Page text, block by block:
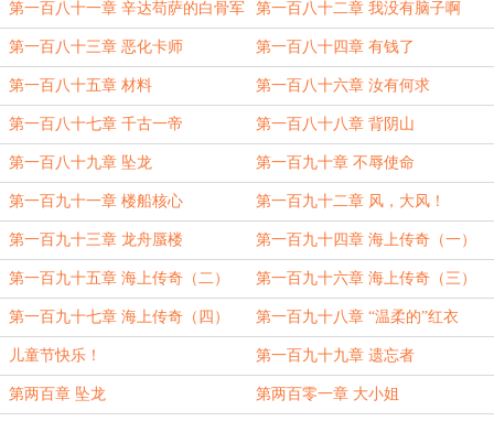
第一百八十一章 辛达苟萨的白骨军
团
第一百八十二章 我没有脑子啊
第一百八十三章 恶化卡师 第一百八十四章 有钱了
第一百八十五章 材料 第一百八十六章 汝有何求
第一百八十七章 千古一帝 第一百八十八章 背阴山
第一百八十九章 坠龙 第一百九十章 不辱使命
第一百九十一章 楼船核心 第一百九十二章 风，大风！
第一百九十三章 龙舟蜃楼 第一百九十四章 海上传奇（一）
第一百九十五章 海上传奇（二） 第一百九十六章 海上传奇（三）
第一百九十七章 海上传奇（四） 第一百九十八章 “温柔的”红衣
儿童节快乐！ 第一百九十九章 遗忘者
第两百章 坠龙 第两百零一章 大小姐